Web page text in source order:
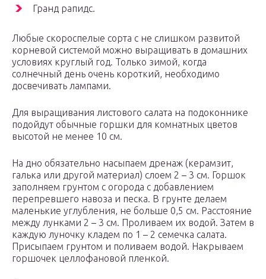
Гранд рапидс.
Любые скороспелые сорта с не слишком развитой
корневой системой можно выращивать в домашних
условиях круглый год. Только зимой, когда
солнечный день очень короткий, необходимо
досвечивать лампами.
Для выращивания листового салата на подоконнике
подойдут обычные горшки для комнатных цветов
высотой не менее 10 см.
На дно обязательно насыпаем дренаж (керамзит,
галька или другой материал) слоем 2 – 3 см. Горшок
заполняем грунтом с огорода с добавлением
перепревшего навоза и песка. В грунте делаем
маленькие углубления, не больше 0,5 см. Расстояние
между лунками 2 – 3 см. Проливаем их водой. Затем в
каждую луночку кладем по 1 – 2 семечка салата.
Присыпаем грунтом и поливаем водой. Накрываем
горшочек целлофановой пленкой.